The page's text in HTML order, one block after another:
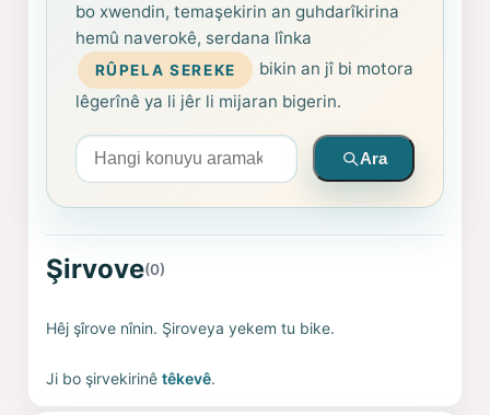
bo xwendin, temaşekirin an guhdarîkirina
hemû naverokê, serdana lînka
RÛPELA SEREKE
bikin an jî bi motora
lêgerînê ya li jêr li mijaran bigerin.
Arama yapın
Ara
Şirvove(0)
Hêj şîrove nînin. Şiroveya yekem tu bike.
Ji bo şirvekirinêtêkevê.